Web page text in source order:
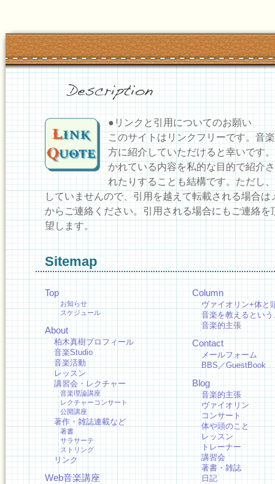
●リンクと引用についてのお願い
このサイトはリンクフリーです。音
方に紹介していただけると幸いです
かれている内容を私的な目的で紹介
れたりすることも結構です。ただし
していませんので、引用を越えて転載される場合は
からご連絡ください。引用される場合にもご連絡を
望します。
Sitemap
Top
お知らせ
スケジュール
About
柏木真樹プロフィール
音楽Studio
音楽活動
レッスン
講習会・レクチャー
音楽理論講座
レクチャーコンサート
公開講座
著作・雑誌連載など
著書
サラサーテ
ストリング
リンク
Web音楽講座
Column
ヴァイオリン+体と
音楽を教えるという
音楽的主張
Contact
メールフォーム
BBS／GuestBook
Blog
音楽的主張
ヴァイオリン
コンサート
体や頭のこと
レッスン
トレーナー
講習会
著書・雑誌
日記